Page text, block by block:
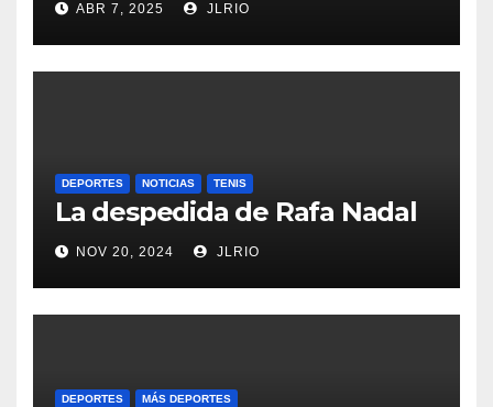
ABR 7, 2025 JLRIO
DEPORTES NOTICIAS TENIS
La despedida de Rafa Nadal
NOV 20, 2024 JLRIO
DEPORTES MÁS DEPORTES